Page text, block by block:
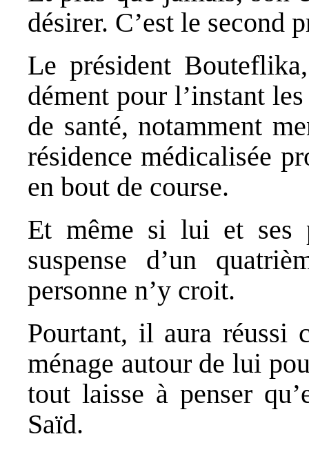
désirer. C’est le second
Le président
dément pour l’instant
de santé, notamment
résidence médicalisée
en bout de course.
Et même si lui et ses
suspense d’un
personne n’y croit.
Pourtant, il aura réussi
ménage autour de lui
tout laisse à penser
Saïd.